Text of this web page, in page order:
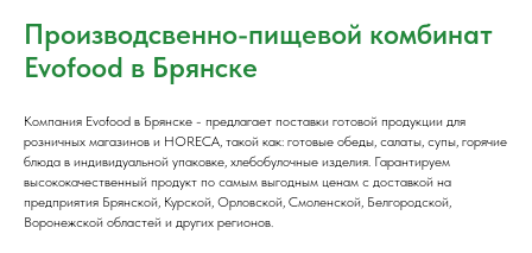
Производсвенно-пищевой комбинат
Evofood в Брянске
Компания Evofood в Брянске - предлагает поставки готовой продукции для
розничных магазинов и HORECA, такой как: готовые обеды, салаты, супы, горячие
блюда в индивидуальной упаковке, хлебобулочные изделия. Гарантируем
высококачественный продукт по самым выгодным ценам с доставкой на
предприятия Брянской, Курской, Орловской, Смоленской, Белгородской,
Воронежской областей и других регионов.